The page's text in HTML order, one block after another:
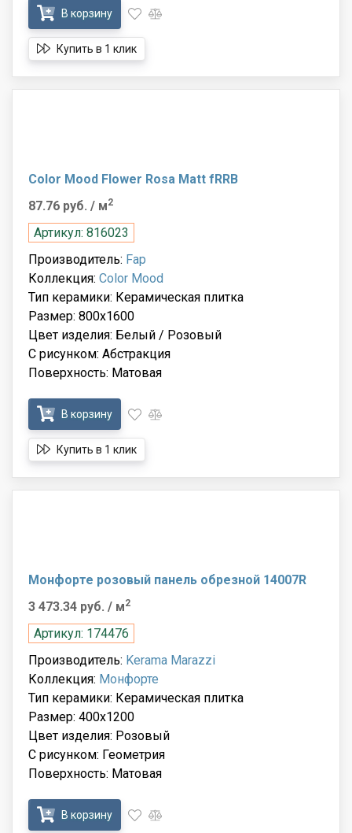
В корзину
Купить в 1 клик
Color Mood Flower Rosa Matt fRRB
87.76 руб. / м2
Артикул: 816023
Производитель: Fap
Коллекция: Color Mood
Тип керамики: Керамическая плитка
Размер: 800x1600
Цвет изделия: Белый / Розовый
С рисунком: Абстракция
Поверхность: Матовая
В корзину
Купить в 1 клик
Монфорте розовый панель обрезной 14007R
3 473.34 руб. / м2
Артикул: 174476
Производитель: Kerama Marazzi
Коллекция: Монфорте
Тип керамики: Керамическая плитка
Размер: 400x1200
Цвет изделия: Розовый
С рисунком: Геометрия
Поверхность: Матовая
В корзину